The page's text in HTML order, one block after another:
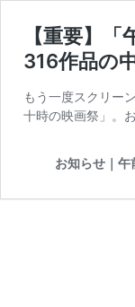
【重要】
316作品の
もう一度スクリー
十時の映画祭」。
お知らせ｜